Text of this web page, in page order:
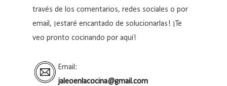
través de los comentarios, redes sociales o por
email, ¡estaré encantado de solucionarlas! ¡Te
veo pronto cocinando por aquí!
Email:
jaleoenlacocina@gmail.com